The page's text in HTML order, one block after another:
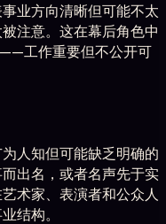
业方向清晰但可能不太
注意。这在幕后角色中
工作重要但不公开可
人知但可能缺乏明确的
出名，或者名声先于实
术家、表演者和公众人
结构。